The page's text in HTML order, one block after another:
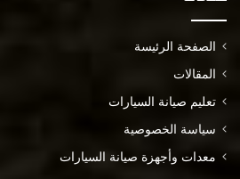
الصفحة الرئيسة
المقالات
تعليم صيانة السيارات
سياسة الخصوصية
معدات وأجهزة صيانة السيارات